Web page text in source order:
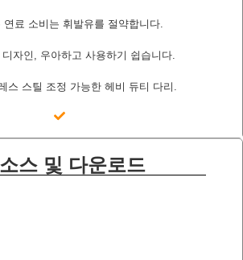
연료 소비는 휘발유를 절약합니다.
디자인, 우아하고 사용하기 쉽습니다.
스 스틸 조정 가능한 헤비 듀티 다리.
스 및 다운로드